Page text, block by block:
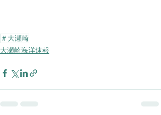
＃大瀬崎
大瀬崎海洋速報